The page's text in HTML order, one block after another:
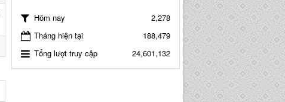
Hôm nay
2,278
Tháng hiện tại
188,479
Tổng lượt truy cập
24,601,132